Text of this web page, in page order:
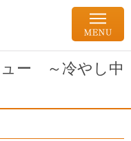
ュー ～冷やし中